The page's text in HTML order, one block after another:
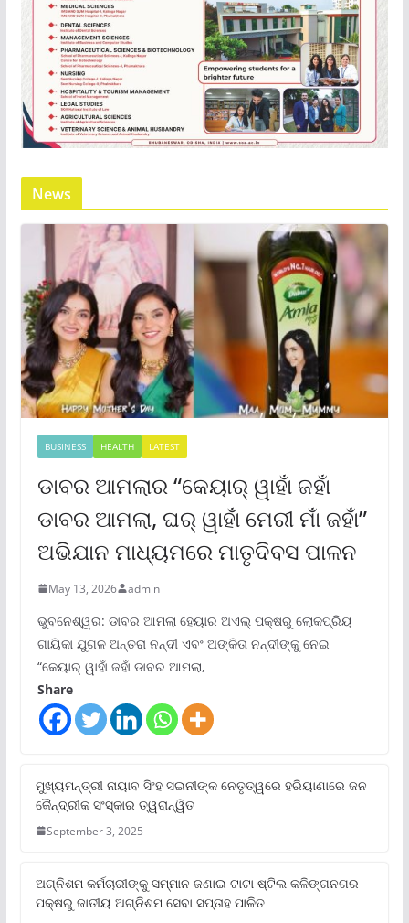
News
BUSINESS HEALTH LATEST
ଡାବର ଆମଲାର “କେୟାର୍ ୱାହାଁ ଜହାଁ
ଡାବର ଆମଲା, ଘର୍ ୱାହାଁ ମେରୀ ମାଁ ଜହାଁ”
ଅଭିଯାନ ମାଧ୍ୟମରେ ମାତୃଦିବସ ପାଳନ
May 13, 2026 admin
ଭୁବନେଶ୍ୱର: ଡାବର ଆମଲା ହେୟାର ଅଏଲ୍ ପକ୍ଷରୁ ଲୋକପ୍ରିୟ
ଗାୟିକା ଯୁଗଳ ଅନ୍ତରା ନନ୍ଦୀ ଏବଂ ଅଙ୍କିତା ନନ୍ଦୀଙ୍କୁ ନେଇ
“କେୟାର୍ ୱାହାଁ ଜହାଁ ଡାବର ଆମଲା,
Share
ମୁଖ୍ୟମନ୍ତ୍ରୀ ନାୟାବ ସିଂହ ସଇନୀଙ୍କ ନେତୃତ୍ୱରେ ହରିୟାଣାରେ ଜନ
କୈନ୍ଦ୍ରୀକ ସଂସ୍କାର ତ୍ୱରାନ୍ୱିତ
September 3, 2025
ଅଗ୍ନିଶମ କର୍ମଚାରୀଙ୍କୁ ସମ୍ମାନ ଜଣାଇ ଟାଟା ଷ୍ଟିଲ କଳିଙ୍ଗନଗର
ପକ୍ଷରୁ ଜାତୀୟ ଅଗ୍ନିଶମ ସେବା ସପ୍ତାହ ପାଳିତ